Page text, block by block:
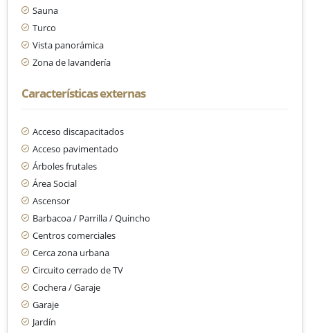
Sauna
Turco
Vista panorámica
Zona de lavandería
Características externas
Acceso discapacitados
Acceso pavimentado
Árboles frutales
Área Social
Ascensor
Barbacoa / Parrilla / Quincho
Centros comerciales
Cerca zona urbana
Circuito cerrado de TV
Cochera / Garaje
Garaje
Jardín